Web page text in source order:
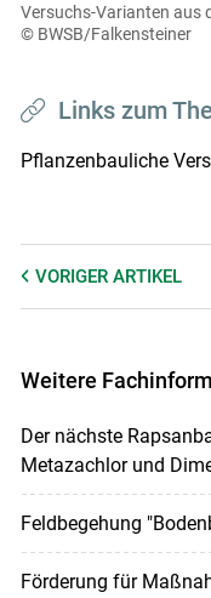
Versuchs-Varianten aus
© BWSB/Falkensteiner
Links zum
Pflanzenbauliche
VORIGER ARTIKEL
Weitere
Der nächste
Metazachlor und
Feldbegehung
Förderung für